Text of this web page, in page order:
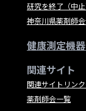
研究を終了（中
神奈川県薬剤師
健康測定機
関連サイト
関連サイトリン
薬剤師会一覧